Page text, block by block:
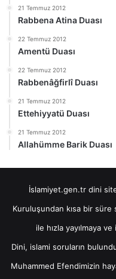
21 Temmuz 2012
Rabbena Atina Duası
22 Temmuz 2012
Amentü Duası
22 Temmuz 2012
Rabbenâğfirlî Duası
21 Temmuz 2012
Ettehiyyatü Duası
21 Temmuz 2012
Allahümme Barik Duası
İslamiyet.gen.tr dini
Kuruluşundan kısa bir
ile hızla yayılmaya ve
Dini, islami soruların
Muhammed Efendimizin